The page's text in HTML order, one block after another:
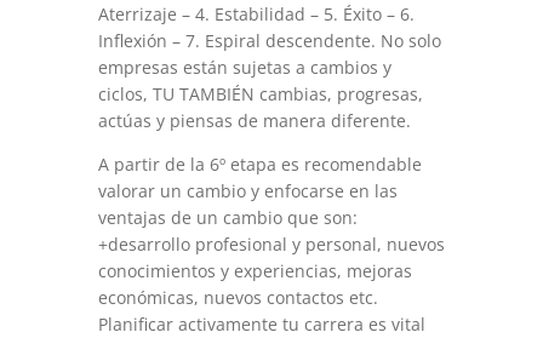
Aterrizaje – 4. Estabilidad – 5. Éxito – 6.
Inflexión – 7. Espiral descendente. No solo
empresas están sujetas a cambios y
ciclos, TU TAMBIÉN cambias, progresas,
actúas y piensas de manera diferente.
A partir de la 6º etapa es recomendable
valorar un cambio y enfocarse en las
ventajas de un cambio que son:
+desarrollo profesional y personal, nuevos
conocimientos y experiencias, mejoras
económicas, nuevos contactos etc.
Planificar activamente tu carrera es vital